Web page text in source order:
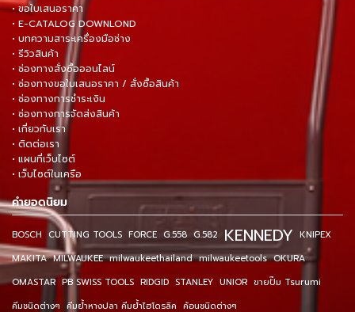
• ขอใบเสนอราคา
• E-CATALOG DOWNLOND
• บทความสาระเครื่องมือช่าง
• รีวิวสินค้า
• ช่องทางสั่งซื้อออนไลน์
• ช่องทางขอใบเสนอราคา / สั่งซื้อสินค้า
• ช่องทางการชำระเงิน
• ช่องทางการจัดส่งสินค้า
• เกี่ยวกับเรา
• ติดต่อเรา
• แผนที่เว็บไซต์
• เว็บไซต์ในเครือ
คำยอดนิยม
BOSCH CUTTING TOOLS FORCE G.558 G.582 KENNEDY KNIPEX
MAKITA MILWAUKEE milwaukeethailand milwaukeetools OKURA
OMASTAR PB SWISS TOOLS RIDGID STANLEY UNIOR ขายปั๊ม Tsurumi
คีมชนิดต่างๆ คีมย้ำหางปลา คีมย้ำไฮโดรลิค ค้อนชนิดต่างๆ